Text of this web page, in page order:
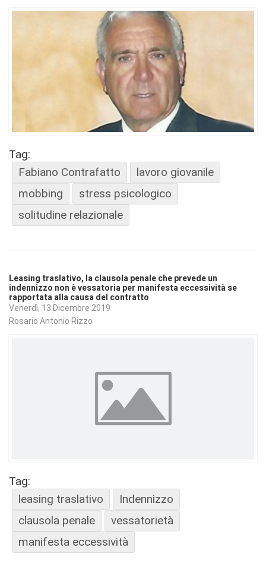
Tag:
Fabiano Contrafatto
lavoro giovanile
mobbing
stress psicologico
solitudine relazionale
Leasing traslativo, la clausola penale che prevede un
indennizzo non è vessatoria per manifesta eccessività se
rapportata alla causa del contratto
Venerdì, 13 Dicembre 2019
Rosario Antonio Rizzo
Tag:
leasing traslativo
Indennizzo
clausola penale
vessatorietà
manifesta eccessività